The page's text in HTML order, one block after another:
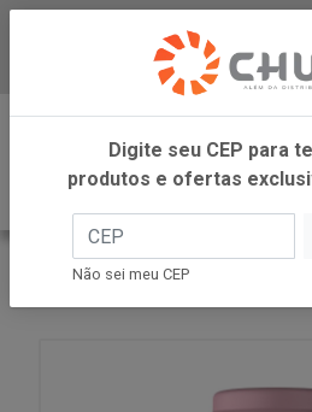
INÍCIO
ZANLORENZI
Digite seu CEP para
produtos e ofertas
Não sei meu CEP